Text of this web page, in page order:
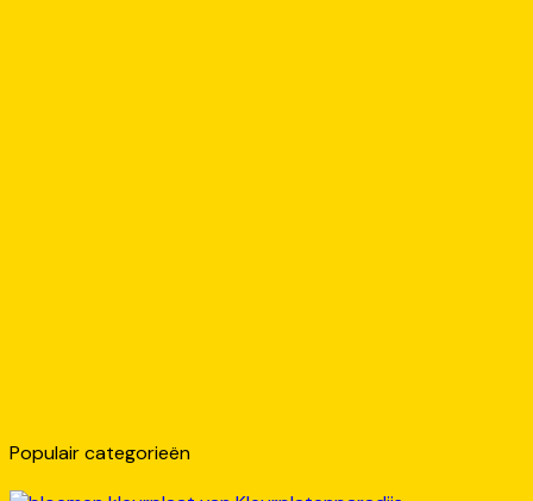
Populair categorieën